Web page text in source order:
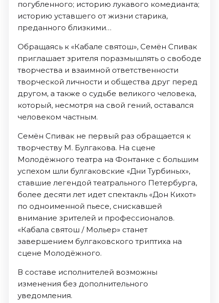
погубленного; историю лукавого комедианта;
историю уставшего от жизни старика,
преданного близкими…
Обращаясь к «Кабале святош», Семён Спивак
приглашает зрителя поразмышлять о свободе
творчества и взаимной ответственности
творческой личности и общества друг перед
другом, а также о судьбе великого человека,
который, несмотря на свой гений, оставался
человеком частным.
Семён Спивак не первый раз обращается к
творчеству М. Булгакова. На сцене
Молодёжного театра на Фонтанке с большим
успехом шли булгаковские «Дни Турбиных»,
ставшие легендой театрального Петербурга,
более десяти лет идет спектакль «Дон Кихот»
по одноименной пьесе, снискавшей
внимание зрителей и профессионалов.
«Кабала святош / Мольер» станет
завершением булгаковского триптиха на
сцене Молодёжного.
В составе исполнителей возможны
изменения без дополнительного
уведомления.